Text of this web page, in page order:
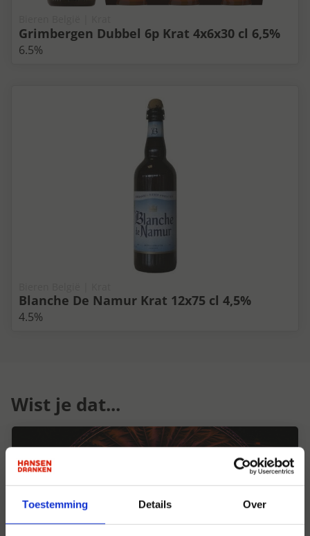
Toestemming Details Over
Grimbergen Dubbel 6p Krat 4x6x30 cl 6,5%
6.5%
Blanche De Namur Krat 12x75 cl 4,5%
4.5%
Wist je dat...